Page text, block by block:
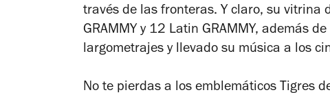
través de las fronteras. Y claro, su vitrina
GRAMMY y 12 Latin GRAMMY, además
largometrajes y llevado su música a los
No te pierdas a los emblemáticos Tigres